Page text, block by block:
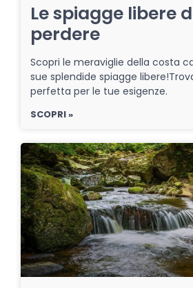
Le spiagge libere
perdere
Scopri le meraviglie della costa
sue splendide spiagge
perfetta per le tue esigenze.
SCOPRI »